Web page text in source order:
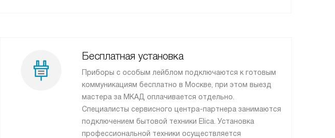
Бесплатная установка
Приборы с особым лейблом подключаются к готовым
коммуникациям бесплатно в Москве, при этом выезд
мастера за МКАД оплачивается отдельно.
Специалисты сервисного центра-партнера занимаются
подключением бытовой техники Elica. Установка
профессиональной техники осуществляется